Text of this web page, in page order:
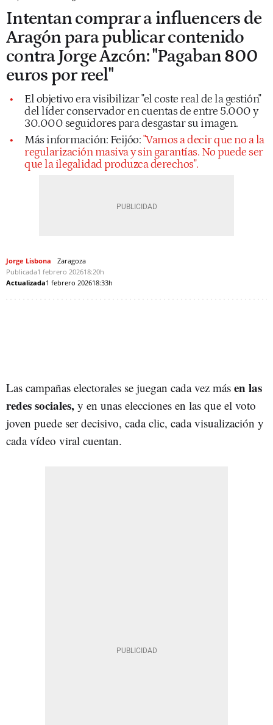
Intentan comprar a influencers de
Aragón para publicar contenido
contra Jorge Azcón: "Pagaban 800
euros por reel"
El objetivo era visibilizar "el coste real de la gestión"
del líder conservador en cuentas de entre 5.000 y
30.000 seguidores para desgastar su imagen.
Más información: Feijóo:"Vamos a decir que no a la
regularización masiva y sin garantías. No puede ser
que la ilegalidad produzca derechos".
Jorge Lisbona
Zaragoza
Publicada1 febrero 202618:20h
Actualizada1 febrero 202618:33h
Las campañas electorales se juegan cada vez más en las
redes sociales, y en unas elecciones en las que el voto
joven puede ser decisivo, cada clic, cada visualización y
cada vídeo viral cuentan.